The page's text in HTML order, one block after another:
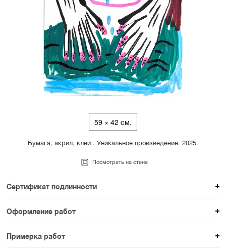
59 × 42 см.
Бумага, акрил, клей . Уникальное произведение. 2025.
Посмотреть на стене
Сертификат подлинности
К каждому авторскому произведению мы
прикладываем сертификат подлинности. Для товаров
раздела SAMPLE СЕРИЯ сертификаты не
Оформление работ
При покупке произведения вы можете выбрать и
оплатить вариант оформления. На сайте доступен
Примерка работ